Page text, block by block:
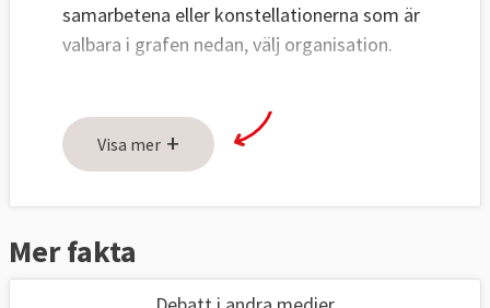
samarbetena eller konstellationerna som är
valbara i grafen nedan, välj organisation.
Visa mer +
Mer fakta